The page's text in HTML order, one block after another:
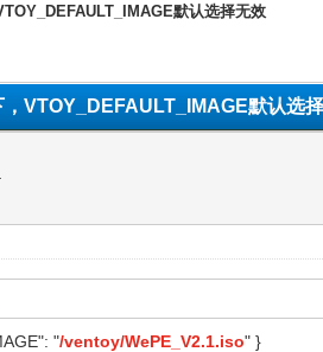
默认选择无效
，VTOY_DEFAULT_IMAGE默认选
"/ventoy/WePE_V2.1.iso" }